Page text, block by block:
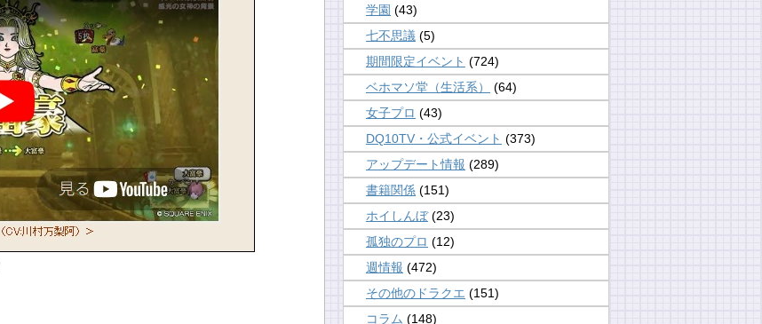
学園 (43)
七不思議 (5)
期間限定イベント (724)
ベホマソ堂（生活系）
(64)
女子プロ (43)
DQ10TV・公式イベント (373)
アップデート情報 (289)
書籍関係 (151)
ホイしんぼ(23)
孤独のプロ (12)
週情報 (472)
その他のドラクエ (151)
コラム (148)